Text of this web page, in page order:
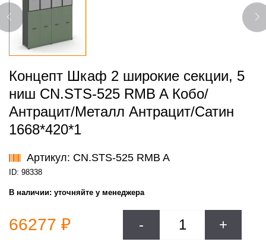
Концепт Шкаф 2 широкие секции, 5
ниш CN.STS-525 RMB A Кобо/
Антрацит/Металл Антрацит/Сатин
1668*420*1
Артикул: CN.STS-525 RMB A
ID: 98338
В наличии: уточняйте у менеджера
66277 ₽ - +